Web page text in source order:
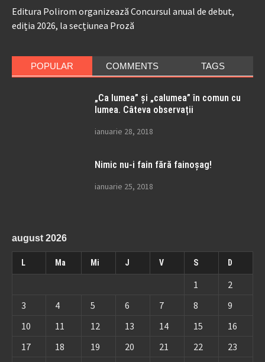
Editura Polirom organizează Concursul anual de debut,
ediția 2026, la secțiunea Proză
POPULAR COMMENTS TAGS
„Ca lumea” și „calumea” în comun cu
lumea. Câteva observații
ianuarie 28, 2018
Nimic nu-i fain fără fainoșag!
ianuarie 25, 2018
august 2026
L Ma Mi J V S D
1
2
3
4 5 6 7 8
9
10
11 12 13 14 15
16
17
18 19 20 21 22
23